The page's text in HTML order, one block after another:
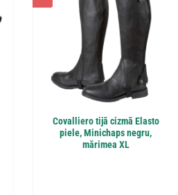
Covalliero tijă cizmă Elasto
piele, Minichaps negru,
mărimea XL